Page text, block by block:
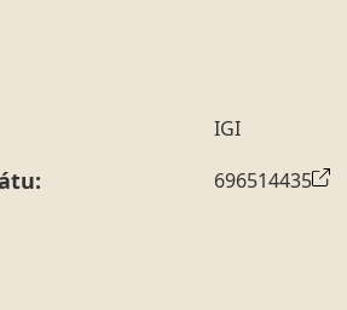
IGI
696514435